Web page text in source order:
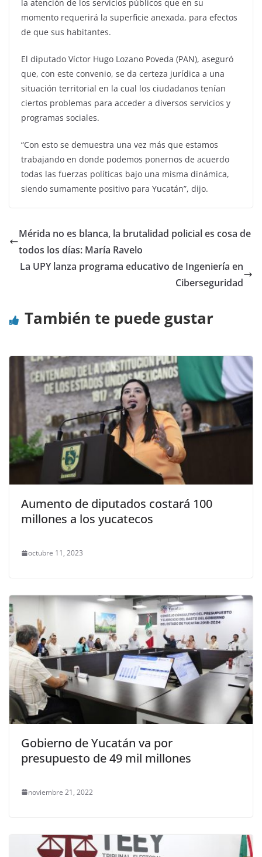
la atención de los servicios públicos que en su
momento requerirá la superficie anexada, para efectos
de que sus habitantes.
El diputado Víctor Hugo Lozano Poveda (PAN), aseguró
que, con este convenio, se da certeza jurídica a una
situación territorial en la cual los ciudadanos tenían
ciertos problemas para acceder a diversos servicios y
programas sociales.
“Con esto se demuestra una vez más que estamos
trabajando en donde podemos ponernos de acuerdo
todas las fuerzas políticas bajo una misma dinámica,
siendo sumamente positivo para Yucatán”, dijo.
Mérida no es blanca, la brutalidad policial es cosa de
todos los días: María Ravelo
La UPY lanza programa educativo de Ingeniería en
Ciberseguridad
También te puede gustar
Aumento de diputados costará 100
millones a los yucatecos
octubre 11, 2023
Gobierno de Yucatán va por
presupuesto de 49 mil millones
noviembre 21, 2022